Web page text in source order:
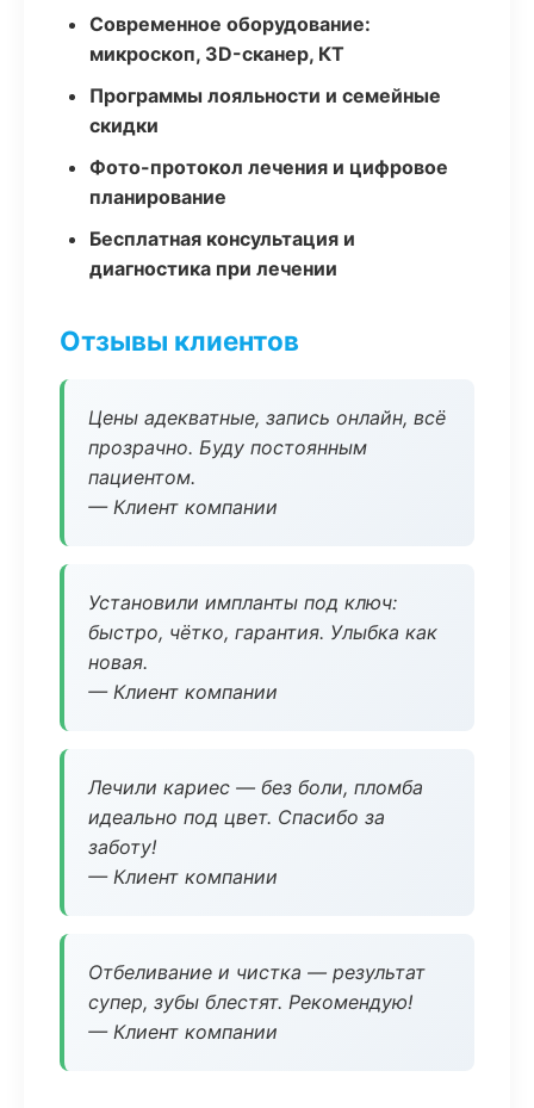
Современное оборудование:
микроскоп, 3D-сканер, КТ
Программы лояльности и семейные
скидки
Фото-протокол лечения и цифровое
планирование
Бесплатная консультация и
диагностика при лечении
Отзывы клиентов
Цены адекватные, запись онлайн, всё
прозрачно. Буду постоянным
пациентом.
— Клиент компании
Установили импланты под ключ:
быстро, чётко, гарантия. Улыбка как
новая.
— Клиент компании
Лечили кариес — без боли, пломба
идеально под цвет. Спасибо за
заботу!
— Клиент компании
Отбеливание и чистка — результат
супер, зубы блестят. Рекомендую!
— Клиент компании